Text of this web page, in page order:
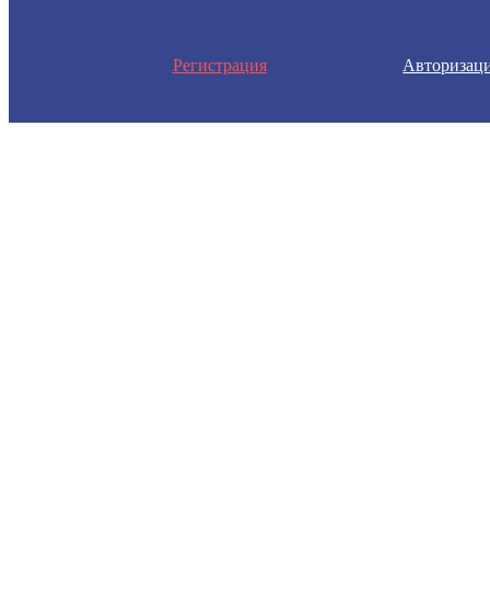
Регистрация